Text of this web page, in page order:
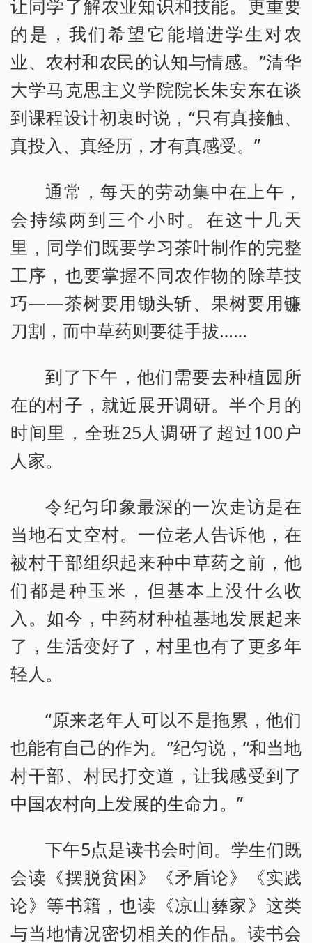
让同学了解农业知识和技能。更重要
的是，我们希望它能增进学生对农
业、农村和农民的认知与情感。”清华
大学马克思主义学院院长朱安东在谈
到课程设计初衷时说，“只有真接触、
真投入、真经历，才有真感受。”
通常，每天的劳动集中在上午，
会持续两到三个小时。在这十几天
里，同学们既要学习茶叶制作的完整
工序，也要掌握不同农作物的除草技
巧——茶树要用锄头斩、果树要用镰
刀割，而中草药则要徒手拔……
到了下午，他们需要去种植园所
在的村子，就近展开调研。半个月的
时间里，全班25人调研了超过100户
人家。
令纪匀印象最深的一次走访是在
当地石丈空村。一位老人告诉他，在
被村干部组织起来种中草药之前，他
们都是种玉米，但基本上没什么收
入。如今，中药材种植基地发展起来
了，生活变好了，村里也有了更多年
轻人。
“原来老年人可以不是拖累，他们
也能有自己的作为。”纪匀说，“和当地
村干部、村民打交道，让我感受到了
中国农村向上发展的生命力。”
下午5点是读书会时间。学生们既
会读《摆脱贫困》《矛盾论》《实践
论》等书籍，也读《凉山彝家》这类
与当地情况密切相关的作品。读书会